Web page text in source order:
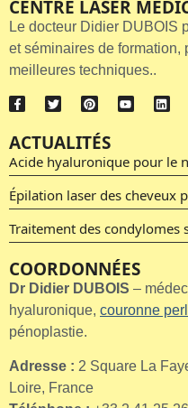
CENTRE LASER
Le docteur Didier DUBOIS
et séminaires de formation,
meilleures techniques..
ACTUALITÉS
Acide hyaluronique pour le
Épilation laser des cheveux
Traitement des condylomes
COORDONNÉES
Dr Didier DUBOIS –
hyaluronique, couronne
pénoplastie.
Adresse : 2 Square La
Loire, France